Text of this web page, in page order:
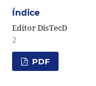
Índice
Editor DisTecD
2
PDF